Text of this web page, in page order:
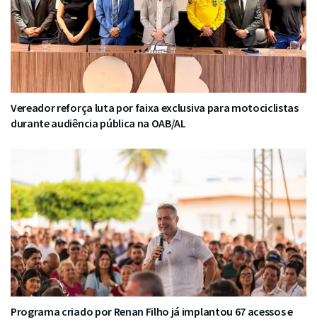
Vereador reforça luta por faixa exclusiva para motociclistas
durante audiência pública na OAB/AL
Programa criado por Renan Filho já implantou 67 acessos e